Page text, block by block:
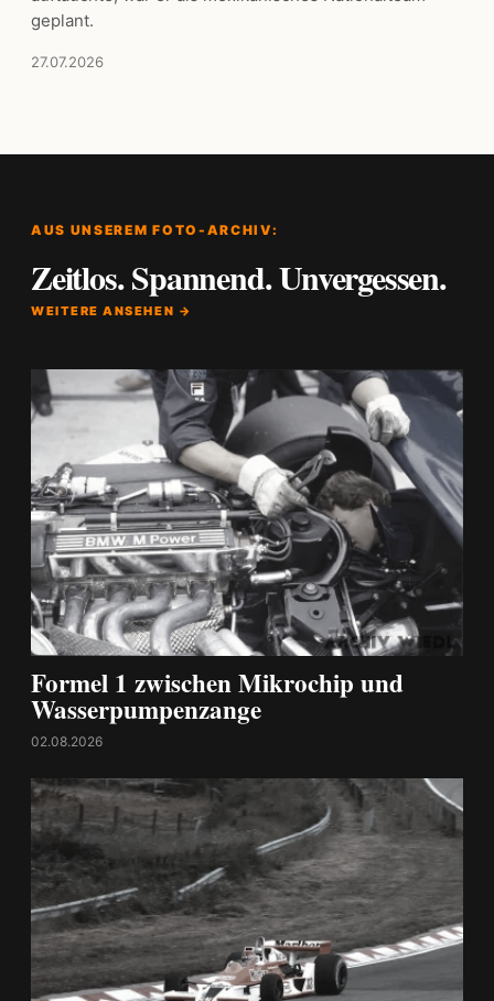
geplant.
27.07.2026
AUS UNSEREM FOTO-ARCHIV:
Zeitlos. Spannend. Unvergessen.
WEITERE ANSEHEN →
Formel 1 zwischen Mikrochip und
Wasserpumpenzange
02.08.2026